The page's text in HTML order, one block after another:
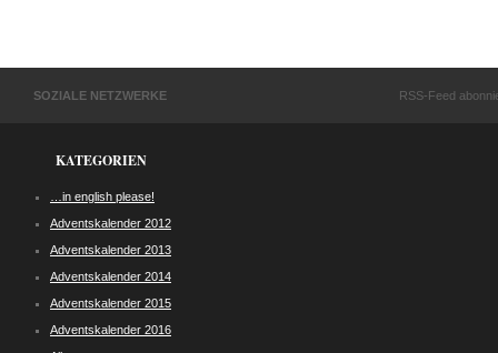
SOZIALE NETZWERKE RSS-Feed
KATEGORIEN
…in english please!
Adventskalender 2012
Adventskalender 2013
Adventskalender 2014
Adventskalender 2015
Adventskalender 2016